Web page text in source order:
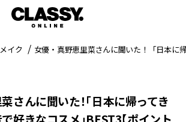
メイク 女優・真野恵里菜さんに聞いた！「日本に
さんに聞いた！「日本に帰ってき
好きなコスメ」BEST3【ポイント